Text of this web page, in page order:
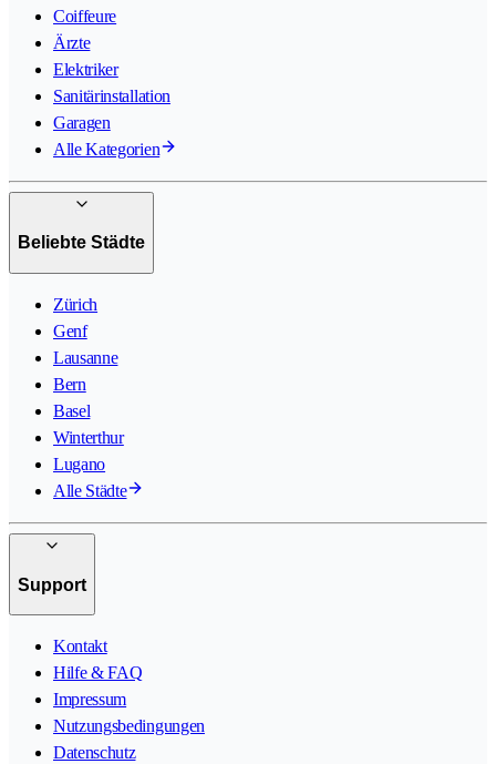
Coiffeure
Ärzte
Elektriker
Sanitärinstallation
Garagen
Alle Kategorien
Beliebte Städte
Zürich
Genf
Lausanne
Bern
Basel
Winterthur
Lugano
Alle Städte
Support
Kontakt
Hilfe & FAQ
Impressum
Nutzungsbedingungen
Datenschutz